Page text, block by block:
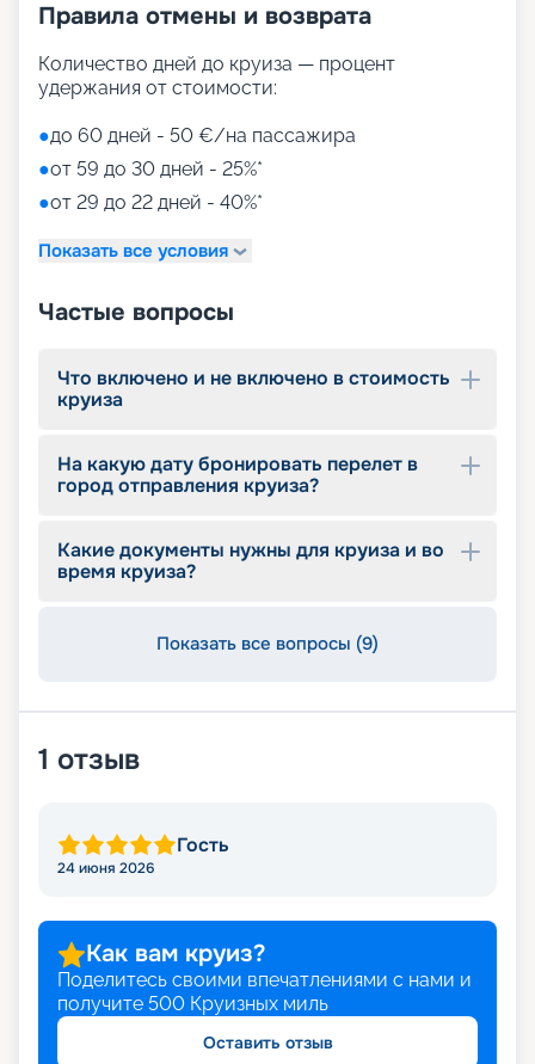
Правила отмены и возврата
Количество дней до круиза — процент
удержания от стоимости:
●до 60 дней - 50 €/на пассажира
●от 59 до 30 дней - 25%*
●от 29 до 22 дней - 40%*
Показать все условия
Частые вопросы
Что включено и не включено в стоимость
круиза
На какую дату бронировать перелет в
город отправления круиза?
Какие документы нужны для круиза и во
время круиза?
Показать все вопросы (9)
1 отзыв
Гость
24 июня 2026
Как вам круиз?
Поделитесь своими впечатлениями с нами и
получите 500 Круизных миль
Оставить отзыв